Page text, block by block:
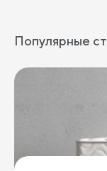
Популярные